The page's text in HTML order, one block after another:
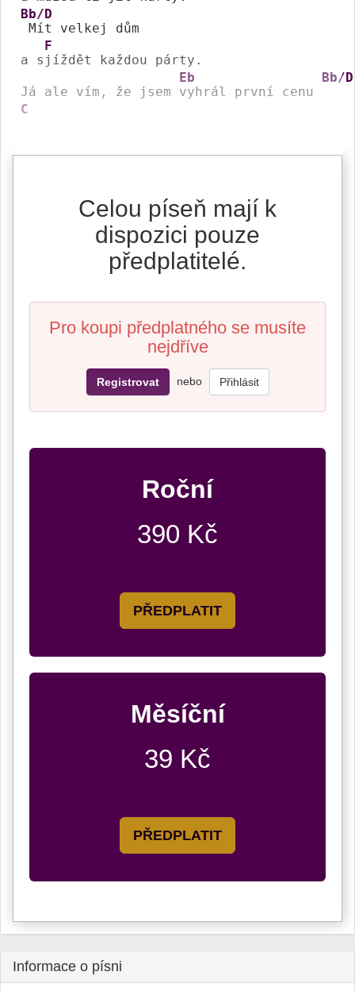
Bb/D
Mít velkej dům
a s
F
jíždět každou párty.
Já ale vím, že jsem
Eb
vyhrál první cenu
Bb/D
C
Celou píseň mají k
dispozici pouze
předplatitelé.
Pro koupi předplatného se musíte
nejdříve
Registrovat nebo Přihlásit
Roční
390 Kč
PŘEDPLATIT
Měsíční
39 Kč
PŘEDPLATIT
Informace o písni